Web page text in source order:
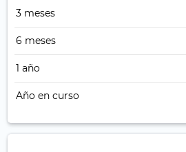
3 meses
6 meses
1 año
Año en curso